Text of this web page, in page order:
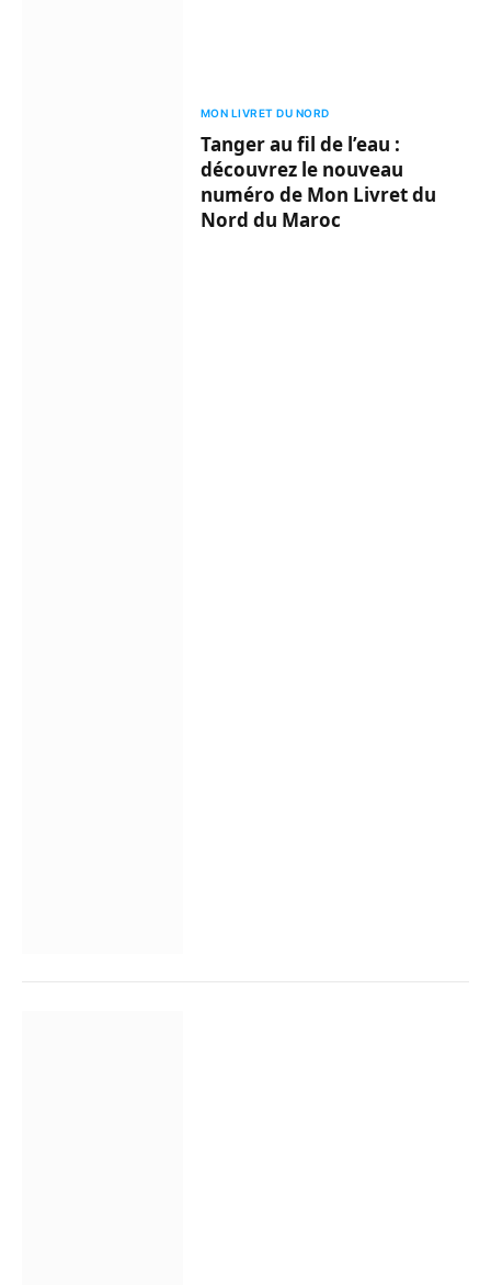
MON LIVRET DU NORD
Tanger au fil de l’eau :
découvrez le nouveau
numéro de Mon Livret du
Nord du Maroc